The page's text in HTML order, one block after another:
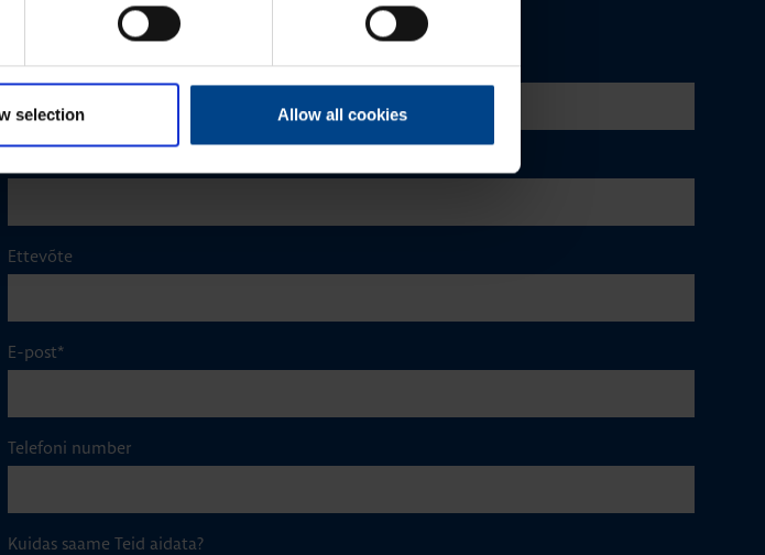
selection Allow all cookies
Eesnimi*
Ettevõte
E-post*
Telefoni number
Kuidas saame Teid aidata?